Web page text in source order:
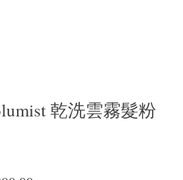
乾洗雲霧髮粉